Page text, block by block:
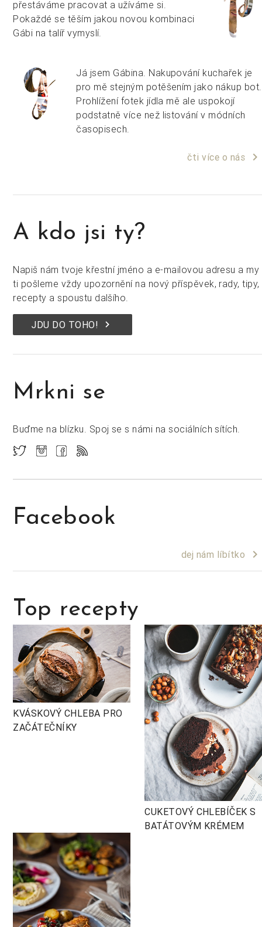
přestáváme pracovat a užíváme si.
Pokaždé se těším jakou novou kombinaci
Gábi na talíř vymyslí.
Já jsem Gábina. Nakupování kuchařek je
pro mě stejným potěšením jako nákup bot.
Prohlížení fotek jídla mě ale uspokojí
podstatně více než listování v módních
časopisech.
čti více o nás keyboard_arrow_right
A kdo jsi ty?
Napiš nám tvoje křestní jméno a e-mailovou adresu a my
ti pošleme vždy upozornění na nový příspěvek, rady, tipy,
recepty a spoustu dalšího.
keyboard_arrow_right
JDU DO TOHO!
Mrkni se
Buďme na blízku. Spoj se s námi na sociálních sítích.
Facebook
dej nám líbítko keyboard_arrow_right
Top recepty
KVÁSKOVÝ CHLEBA PRO
ZAČÁTEČNÍKY
CUKETOVÝ CHLEBÍČEK S
BATÁTOVÝM KRÉMEM